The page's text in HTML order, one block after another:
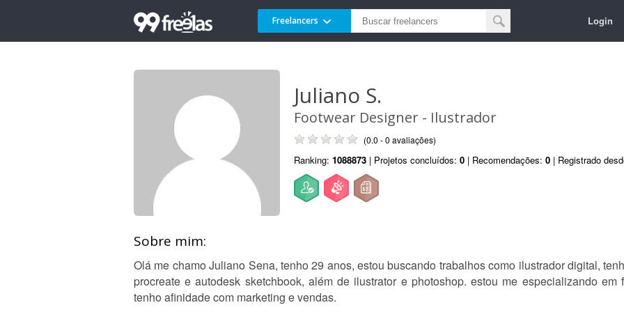
Freelancers Login
Juliano S.
Footwear Designer - Ilustrador
(0.0 - 0 avaliações)
Ranking: 1088873 | Projetos concluídos: 0 | Recomendações: 0 | Registrado
Sobre mim:
Olá me chamo Juliano Sena, tenho 29 anos, estou buscando trabalhos como ilustrador digital,
procreate e autodesk sketchbook, além de ilustrator e photoshop. estou me especializando em
tenho afinidade com marketing e vendas.